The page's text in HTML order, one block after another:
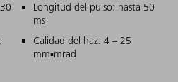
Longitud del pulso: hasta 50
ms
Calidad del haz: 4 – 25
mm▪mrad